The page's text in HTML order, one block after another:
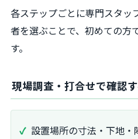
各ステップごとに専門スタッ
者を選ぶことで、初めての方
す。
現場調査・打合せで確認
設置場所の寸法・下地